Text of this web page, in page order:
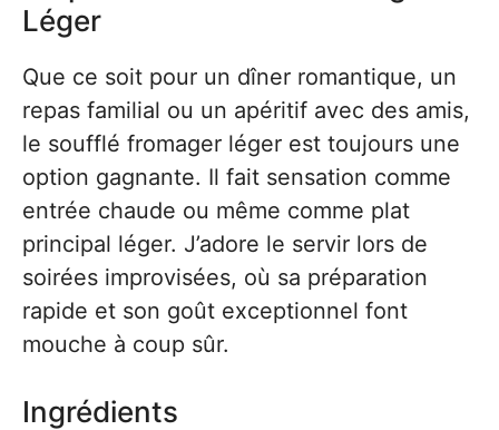
Léger
Que ce soit pour un dîner romantique, un
repas familial ou un apéritif avec des amis,
le soufflé fromager léger est toujours une
option gagnante. Il fait sensation comme
entrée chaude ou même comme plat
principal léger. J’adore le servir lors de
soirées improvisées, où sa préparation
rapide et son goût exceptionnel font
mouche à coup sûr.
Ingrédients